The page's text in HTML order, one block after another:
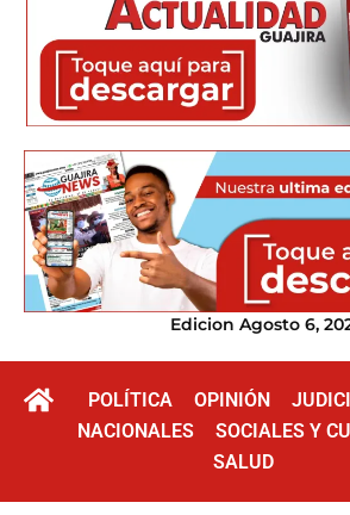
Edicion Agosto 6,
POLÍTICA OPINIÓN
NACIONALES
SOCIALES Y
SALUD